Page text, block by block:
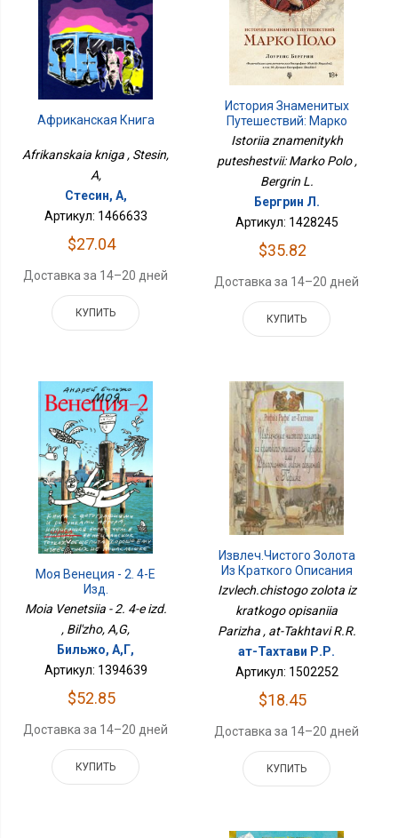
Африканская Книга
Afrikanskaia kniga , Stesin,
A,
Стесин, А,
Артикул: 1466633
$27.04
Доставка за 14–20 дней
КУПИТЬ
История Знаменитых
Путешествий: Марко
Поло
Istoriia znamenitykh
puteshestvii: Marko Polo ,
Bergrin L.
Бергрин Л.
Артикул: 1428245
$35.82
Доставка за 14–20 дней
КУПИТЬ
Моя Венеция - 2. 4-Е
Изд.
Moia Venetsiia - 2. 4-e izd.
, Bil'zho, A,G,
Бильжо, А,Г,
Артикул: 1394639
$52.85
Доставка за 14–20 дней
КУПИТЬ
Извлеч.чистого Золота
Из Краткого Описания
Парижа
Izvlech.chistogo zolota iz
kratkogo opisaniia
Parizha , at-Takhtavi R.R.
ат-Тахтави Р.Р.
Артикул: 1502252
$18.45
Доставка за 14–20 дней
КУПИТЬ